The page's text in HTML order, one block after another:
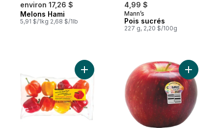
environ 17,26 $
Melons Hami
5,91 $/1kg 2,68 $/1lb
4,99 $
Mann’s
Pois sucrés
227 g, 2,20 $/100g
Ajouter Naturellement imparfaitsAjouter